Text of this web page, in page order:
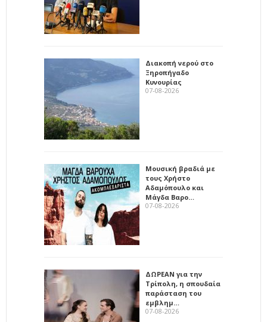
Διακοπή νερού στο
Ξηροπήγαδο
Κυνουρίας
07-08-2026
Μουσική βραδιά με
τους Χρήστο
Αδαμόπουλο και
Μάγδα Βαρο…
07-08-2026
ΔΩΡΕΑΝ για την
Τρίπολη, η σπουδαία
παράσταση του
εμβλημ…
07-08-2026